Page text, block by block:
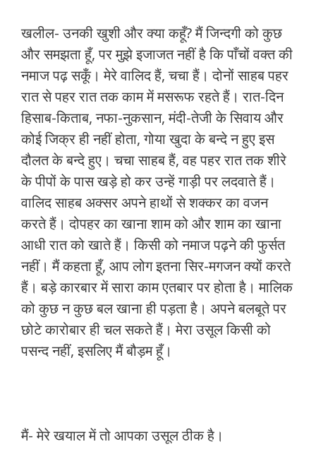
खलील- उनकी खुशी और क्या कहूँ? मैं जिन्दगी को कुछ
और समझता हूँ, पर मुझे इजाजत नहीं है कि पाँचों वक्त की
नमाज पढ़ सकूँ। मेरे वालिद हैं, चचा हैं। दोनों साहब पहर
रात से पहर रात तक काम में मसरूफ रहते हैं। रात-दिन
हिसाब-किताब, नफा-नुकसान, मंदी-तेजी के सिवाय और
कोई जिक्र ही नहीं होता, गोया खुदा के बन्दे न हुए इस
दौलत के बन्दे हुए। चचा साहब हैं, वह पहर रात तक शीरे
के पीपों के पास खड़े हो कर उन्हें गाड़ी पर लदवाते हैं।
वालिद साहब अक्सर अपने हाथों से शक्कर का वजन
करते हैं। दोपहर का खाना शाम को और शाम का खाना
आधी रात को खाते हैं। किसी को नमाज पढ़ने की फुर्सत
नहीं। मैं कहता हूँ, आप लोग इतना सिर-मगजन क्यों करते
हैं। बड़े कारबार में सारा काम एतबार पर होता है। मालिक
को कुछ न कुछ बल खाना ही पड़ता है। अपने बलबूते पर
छोटे कारोबार ही चल सकते हैं। मेरा उसूल किसी को
पसन्द नहीं, इसलिए मैं बौड़म हूँ।
मैं- मेरे खयाल में तो आपका उसूल ठीक है।